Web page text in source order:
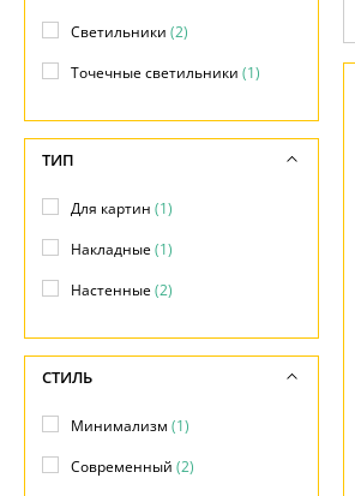
Доставка и оплата
Гарантия
Возврат
Дизайнерам
Бренды
Светильники (2)
Точечные светильники (1)
ТИП
Для картин (1)
Накладные(1)
Настенные(2)
СТИЛЬ
Минимализм (1)
Современный (2)